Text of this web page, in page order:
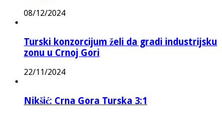
08/12/2024
Turski konzorcijum želi da gradi industrijsku
zonu u Crnoj Gori
22/11/2024
Nikšić: Crna Gora Turska 3:1